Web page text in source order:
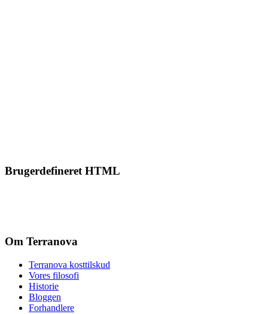
Brugerdefineret HTML
Om Terranova
Terranova kosttilskud
Vores filosofi
Historie
Bloggen
Forhandlere